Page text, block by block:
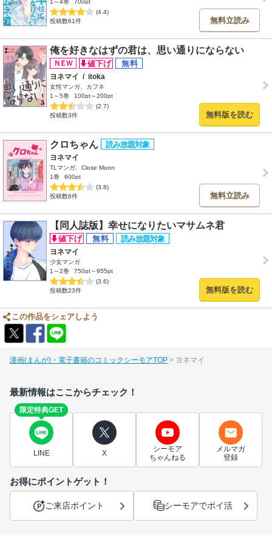
(4.4)
投稿数61件
無料立読み
俺を好きなはずの君は、思い通りにならない
ヨネマイ / itoka
女性マンガ、カフネ
1～5巻
100pt～200pt
(2.7)
投稿数3件
無料版を読む
クロちゃん
ヨネマイ
TLマンガ、Close Moon
1巻
600pt
(3.8)
投稿数6件
無料立読み
【同人誌版】幸せになりたいマサムネ君
ヨネマイ
少女マンガ
1～2巻
750pt～955pt
(3.6)
投稿数23件
無料版を読む
この作品をシェアしよう
漫画(まんが)・電子書籍のコミックシーモアTOP ヨネマイ
最新情報はここからチェック！
限定特典GET
LINE X
シーモア
ちゃんねる
メルマガ
登録
お得にポイントゲット！
ご来店ポイント シーモアでポイ活